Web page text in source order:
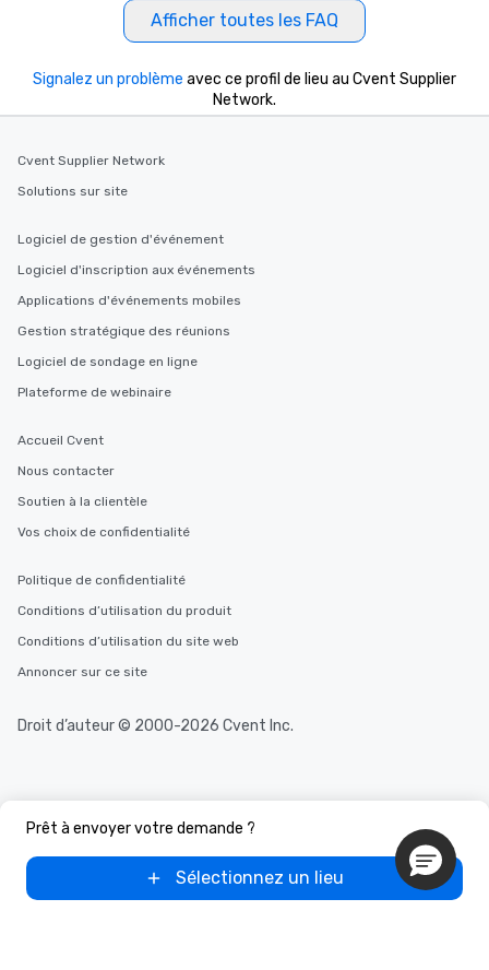
Afficher toutes les FAQ
Prêt à envoyer votre demande ?
Sélectionnez un lieu
Signalez un problème avec ce profil de lieu au Cvent Supplier
Network.
Cvent Supplier Network
Solutions sur site
Logiciel de gestion d'événement
Logiciel d'inscription aux événements
Applications d'événements mobiles
Gestion stratégique des réunions
Logiciel de sondage en ligne
Plateforme de webinaire
Accueil Cvent
Nous contacter
Soutien à la clientèle
Vos choix de confidentialité
Politique de confidentialité
Conditions d’utilisation du produit
Conditions d’utilisation du site web
Annoncer sur ce site
Droit d’auteur © 2000-2026 Cvent Inc.